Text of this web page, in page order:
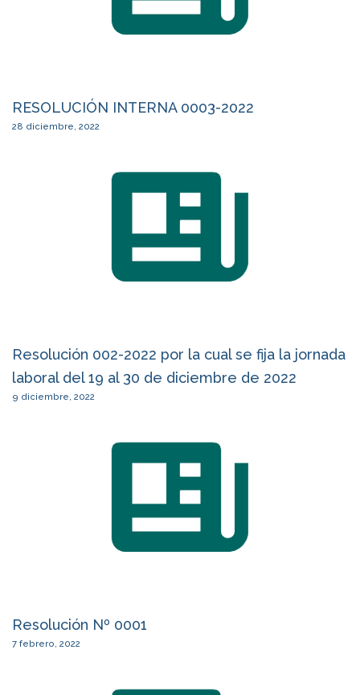
RESOLUCIÓN INTERNA 0003-2022
28 diciembre, 2022
Resolución 002-2022 por la cual se fija la jornada
laboral del 19 al 30 de diciembre de 2022
9 diciembre, 2022
Resolución Nº 0001
7 febrero, 2022